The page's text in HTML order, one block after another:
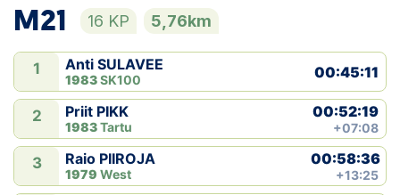
M21 16 KP 5,76km
1 Anti SULAVEE
1983SK100 00:45:11
2 Priit PIKK
1983Tartu
00:52:19
+07:08
3 Raio PIIROJA
1979 West
00:58:36
+13:25